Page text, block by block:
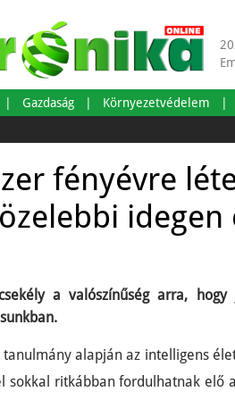
Gazdaság Környezetvédelem
fényévre
a valószínűség arra,
tanulmány alapján az intelligens
sokkal ritkábban fordulhatnak elő